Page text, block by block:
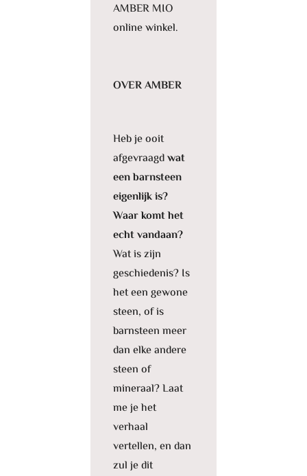
AMBER MIO
online winkel.
OVER AMBER
Heb je ooit
afgevraagdwat
een barnsteen
eigenlijk is?
Waar komt het
echt vandaan?
Wat is zijn
geschiedenis? Is
het een gewone
steen, of is
barnsteen meer
dan elke andere
steen of
mineraal? Laat
me je het
verhaal
vertellen, en dan
zul je dit